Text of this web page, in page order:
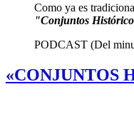
Como ya es
"Conjuntos
PODCAST (Del
«CONJUNTOS